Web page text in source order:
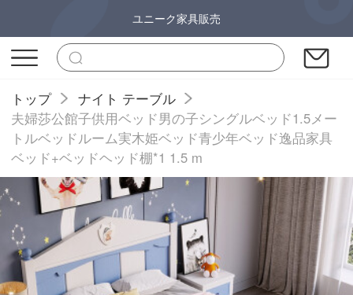
ユニーク家具販売
トップ
ナイト テーブル
夫婦莎公館子供用ベッド男の子シングルベッド1.5メー
トルベッドルーム実木姫ベッド青少年ベッド逸品家具
ベッド+ベッドヘッド棚*1 1.5 m